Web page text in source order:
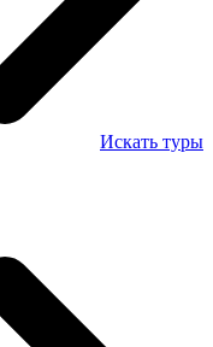
Искать туры